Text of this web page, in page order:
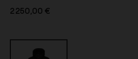
2 250,00 €